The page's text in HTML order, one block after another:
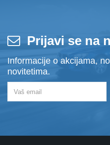
Prijavi se na
Informacije o akcijama,
novitetima.